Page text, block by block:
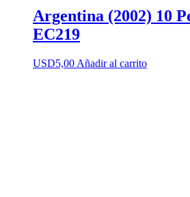
Argentina (2002) 10
EC219
USD5,00 Añadir al carrito